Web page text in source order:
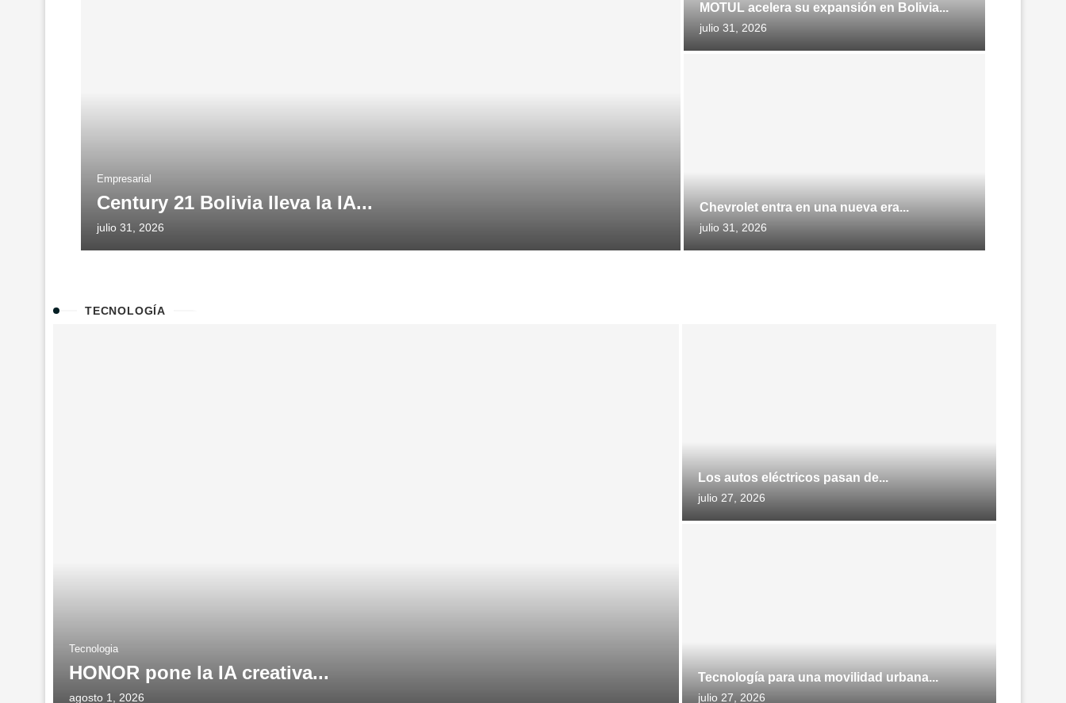
Empresarial
Century 21 Bolivia lleva la IA...
julio 31, 2026
MOTUL acelera su expansión en Bolivia...
julio 31, 2026
Chevrolet entra en una nueva era...
julio 31, 2026
TECNOLOGÍA
Tecnologia
HONOR pone la IA creativa...
agosto 1, 2026
Los autos eléctricos pasan de...
julio 27, 2026
Tecnología para una movilidad urbana...
julio 27, 2026